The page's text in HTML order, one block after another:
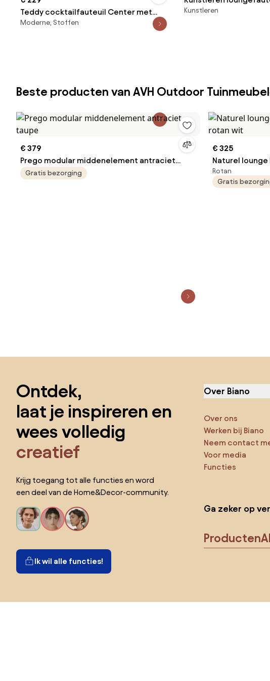
Teddy cocktailfauteuil Center met
metalen poten
Moderne, Stoffen
Kunstleren
Beste producten van AVH Outdoor
€ 379
Prego modular middenelement antraciet
taupe
Gratis bezorging
€ 325
Naturel
wit
Rotan
Gratis
Ontdek,
laat je inspireren en
wees volledig
creatief
Krijg toegang tot alle functies en word
een deel van de Home&Decor-community.
Ik wil alle functies!
Over Biano
Over ons
Werken bij Biano
Neem contact
Voor media
Functies
Ga zeker op
Producten